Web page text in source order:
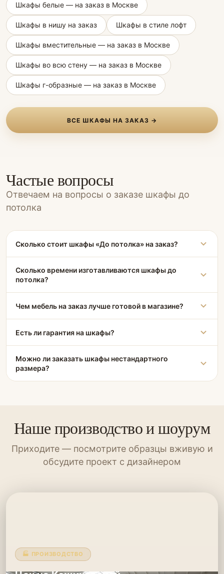
Шкафы белые — на заказ в Москве
Шкафы в нишу на заказ Шкафы в стиле лофт
Шкафы вместительные — на заказ в Москве
Шкафы во всю стену — на заказ в Москве
Шкафы г-образные — на заказ в Москве
ВСЕ ШКАФЫ НА ЗАКАЗ →
Частые вопросы
Отвечаем на вопросы о заказе шкафы до
потолка
Сколько стоит шкафы «До потолка» на заказ?
Сколько времени изготавливаются шкафы до
потолка?
Чем мебель на заказ лучше готовой в магазине?
Есть ли гарантия на шкафы?
Можно ли заказать шкафы нестандартного
размера?
Наше производство и шоурум
Приходите — посмотрите образцы вживую и
обсудите проект с дизайнером
🏭 ПРОИЗВОДСТВО